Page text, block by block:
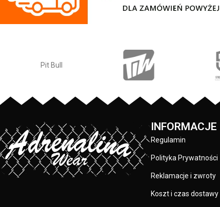
plecach oraz mniejszy na klatce
piersiowej - wszystkie nadruki wykonane
materiału: 80% bawełna / 20% poliester
PRODUCENT:
KOLOR: Czarny
ściągacze
przednia
wysokiej
wykonane
/
INFORMACJE
Regulamin
Polityka Prywatności
Reklamacje i zwroty
Koszt i czas dostawy